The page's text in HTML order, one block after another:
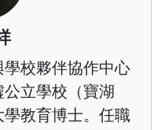
校夥伴協作中心
立學校（寶湖
教育博士。任職